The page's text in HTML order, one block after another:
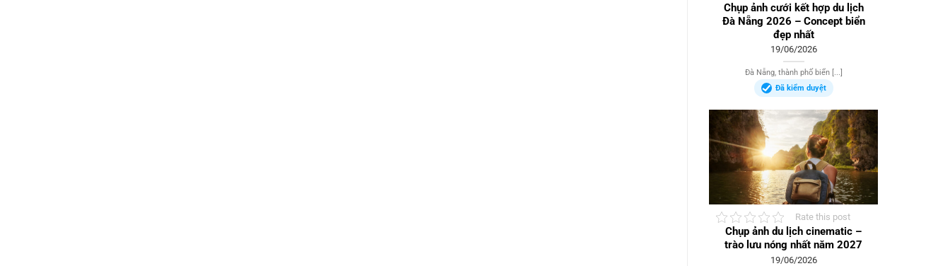
Chụp ảnh cưới kết hợp du lịch
Đà Nẵng 2026 – Concept biển
đẹp nhất
19/06/2026
Đà Nẵng, thành phố biển [...]
Đã kiểm duyệt
Rate this post
Chụp ảnh du lịch cinematic –
trào lưu nóng nhất năm 2027
19/06/2026